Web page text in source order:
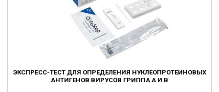
ЭКСПРЕСС-ТЕСТ ДЛЯ ОПРЕДЕЛЕНИЯ НУКЛЕОПРОТЕИНОВЫХ
АНТИГЕНОВ ВИРУСОВ ГРИППА А И В